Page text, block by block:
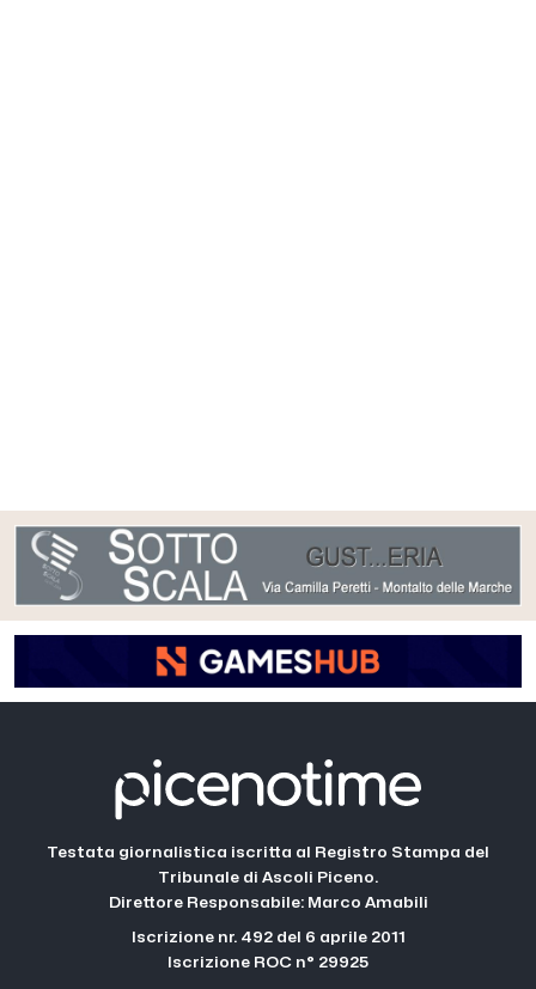
Testata giornalistica iscritta al Registro Stampa del
Tribunale di Ascoli Piceno.
Direttore Responsabile: Marco Amabili
Iscrizione nr. 492 del 6 aprile 2011
Iscrizione ROC n° 29925